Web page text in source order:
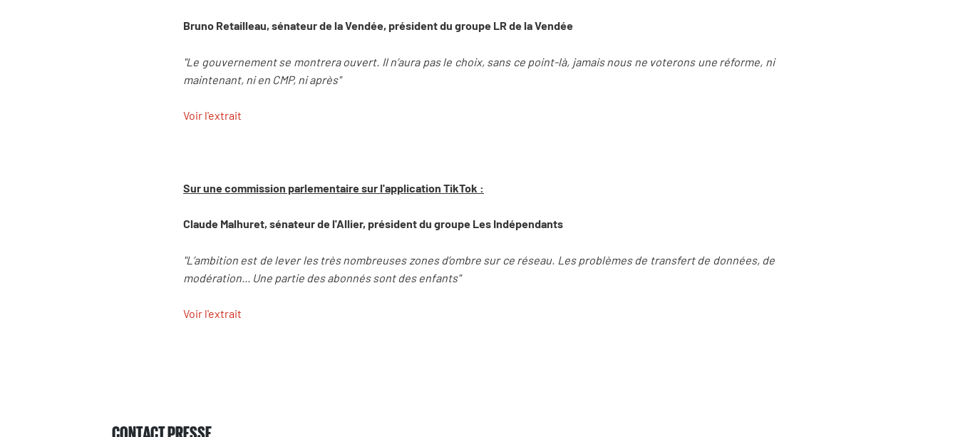
Bruno Retailleau, sénateur de la Vendée, président du groupe LR de la Vendée
"Le gouvernement se montrera ouvert. Il n’aura pas le choix, sans ce point-là, jamais nous ne voterons une réforme, ni
maintenant, ni en CMP, ni après"
Voir l'extrait
Sur une commission parlementaire sur l'application TikTok :
Claude Malhuret, sénateur de l'Allier, président du groupe Les Indépendants
"L’ambition est de lever les très nombreuses zones d’ombre sur ce réseau. Les problèmes de transfert de données, de
modération... Une partie des abonnés sont des enfants"
Voir l'extrait
CONTACT PRESSE